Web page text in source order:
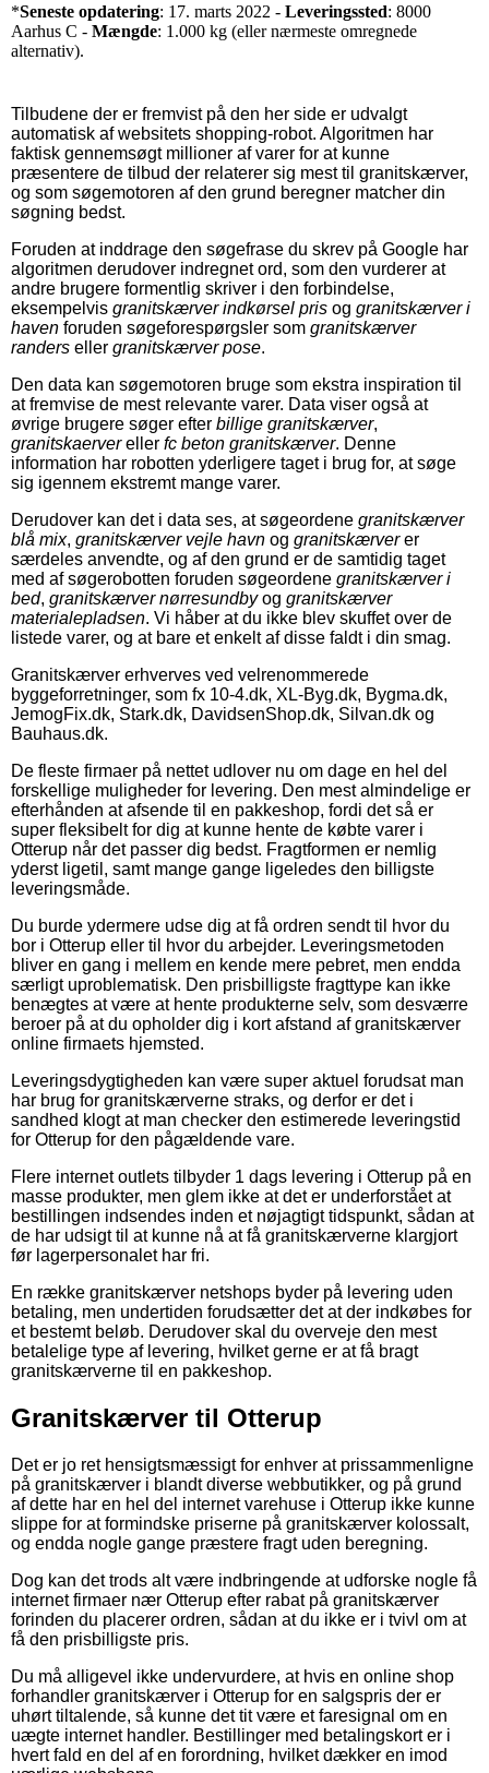
*Seneste opdatering: 17. marts 2022 - Leveringssted: 8000
Aarhus C - Mængde: 1.000 kg (eller nærmeste omregnede
alternativ).
Tilbudene der er fremvist på den her side er udvalgt
automatisk af websitets shopping-robot. Algoritmen har
faktisk gennemsøgt millioner af varer for at kunne
præsentere de tilbud der relaterer sig mest til granitskærver,
og som søgemotoren af den grund beregner matcher din
søgning bedst.
Foruden at inddrage den søgefrase du skrev på Google har
algoritmen derudover indregnet ord, som den vurderer at
andre brugere formentlig skriver i den forbindelse,
eksempelvis granitskærver indkørsel pris og granitskærver i
haven foruden søgeforespørgsler som granitskærver
randers eller granitskærver pose.
Den data kan søgemotoren bruge som ekstra inspiration til
at fremvise de mest relevante varer. Data viser også at
øvrige brugere søger efter billige granitskærver,
granitskaervereller fc beton granitskærver. Denne
information har robotten yderligere taget i brug for, at søge
sig igennem ekstremt mange varer.
Derudover kan det i data ses, at søgeordene granitskærver
blå mix, granitskærver vejle havn og granitskærverer
særdeles anvendte, og af den grund er de samtidig taget
med af søgerobotten foruden søgeordene granitskærver i
bed, granitskærver nørresundbyog granitskærver
materialepladsen. Vi håber at du ikke blev skuffet over de
listede varer, og at bare et enkelt af disse faldt i din smag.
Granitskærver erhverves ved velrenommerede
byggeforretninger, som fx 10-4.dk, XL-Byg.dk, Bygma.dk,
JemogFix.dk, Stark.dk, DavidsenShop.dk, Silvan.dk og
Bauhaus.dk.
De fleste firmaer på nettet udlover nu om dage en hel del
forskellige muligheder for levering. Den mest almindelige er
efterhånden at afsende til en pakkeshop, fordi det så er
super fleksibelt for dig at kunne hente de købte varer i
Otterup når det passer dig bedst. Fragtformen er nemlig
yderst ligetil, samt mange gange ligeledes den billigste
leveringsmåde.
Du burde ydermere udse dig at få ordren sendt til hvor du
bor i Otterup eller til hvor du arbejder. Leveringsmetoden
bliver en gang i mellem en kende mere pebret, men endda
særligt uproblematisk. Den prisbilligste fragttype kan ikke
benægtes at være at hente produkterne selv, som desværre
beroer på at du opholder dig i kort afstand af granitskærver
online firmaets hjemsted.
Leveringsdygtigheden kan være super aktuel forudsat man
har brug for granitskærverne straks, og derfor er det i
sandhed klogt at man checker den estimerede leveringstid
for Otterup for den pågældende vare.
Flere internet outlets tilbyder 1 dags levering i Otterup på en
masse produkter, men glem ikke at det er underforstået at
bestillingen indsendes inden et nøjagtigt tidspunkt, sådan at
de har udsigt til at kunne nå at få granitskærverne klargjort
før lagerpersonalet har fri.
En række granitskærver netshops byder på levering uden
betaling, men undertiden forudsætter det at der indkøbes for
et bestemt beløb. Derudover skal du overveje den mest
betalelige type af levering, hvilket gerne er at få bragt
granitskærverne til en pakkeshop.
Granitskærver til Otterup
Det er jo ret hensigtsmæssigt for enhver at prissammenligne
på granitskærver i blandt diverse webbutikker, og på grund
af dette har en hel del internet varehuse i Otterup ikke kunne
slippe for at formindske priserne på granitskærver kolossalt,
og endda nogle gange præstere fragt uden beregning.
Dog kan det trods alt være indbringende at udforske nogle få
internet firmaer nær Otterup efter rabat på granitskærver
forinden du placerer ordren, sådan at du ikke er i tvivl om at
få den prisbilligste pris.
Du må alligevel ikke undervurdere, at hvis en online shop
forhandler granitskærver i Otterup for en salgspris der er
uhørt tiltalende, så kunne det tit være et faresignal om en
uægte internet handler. Bestillinger med betalingskort er i
hvert fald en del af en forordning, hvilket dækker en imod